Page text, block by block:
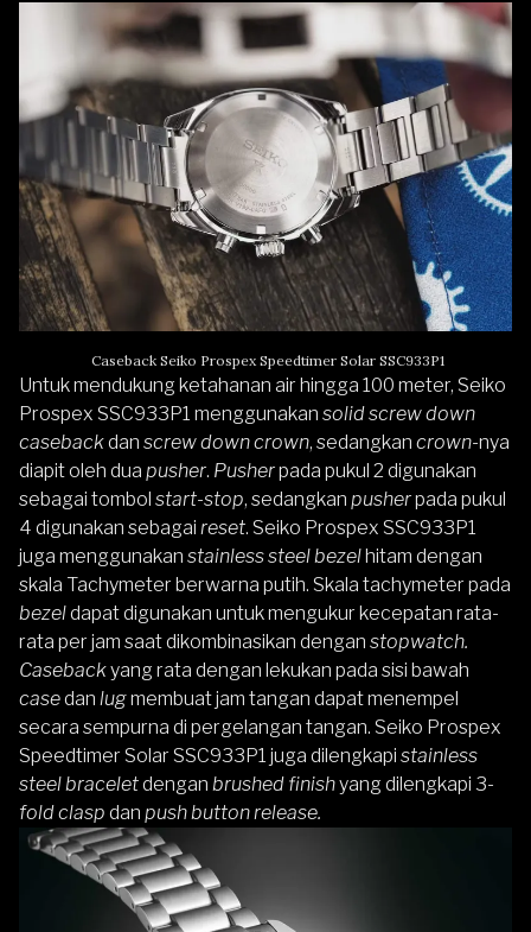
Caseback Seiko Prospex Speedtimer Solar SSC933P1
Untuk mendukung ketahanan air hingga 100 meter, Seiko
Prospex SSC933P1 menggunakan solid screw down
casebackdan screw down crown, sedangkan crown-nya
diapit oleh dua pusher. Pusherpada pukul 2 digunakan
sebagai tombol start-stop, sedangkan pusherpada pukul
4 digunakan sebagai reset. Seiko Prospex SSC933P1
juga menggunakan stainless steel bezelhitam dengan
skala Tachymeter berwarna putih. Skala tachymeter pada
bezeldapat digunakan untuk mengukur kecepatan rata-
rata per jam saat dikombinasikan dengan stopwatch.
Casebackyang rata dengan lekukan pada sisi bawah
casedan lugmembuat jam tangan dapat menempel
secara sempurna di pergelangan tangan. Seiko Prospex
Speedtimer Solar SSC933P1 juga dilengkapi stainless
steel braceletdengan brushed finishyang dilengkapi 3-
fold clasp dan push button release.